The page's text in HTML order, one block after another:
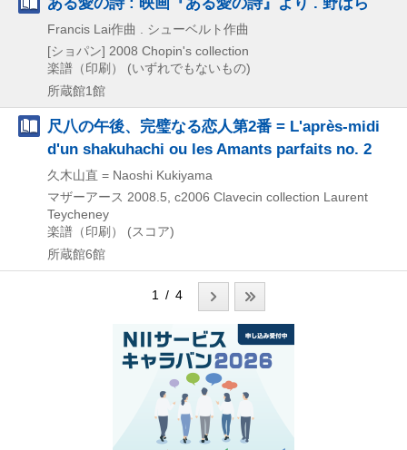
Francis Lai作曲 . シューベルト作曲
[ショパン] 2008 Chopin's collection
楽譜（印刷） (いずれでもないもの)
所蔵館1館
尺八の午後、完璧なる恋人第2番 = L'après-midi
d'un shakuhachi ou les Amants parfaits no. 2
久木山直 = Naoshi Kukiyama
マザーアース 2008.5, c2006 Clavecin collection Laurent
Teycheney
楽譜（印刷） (スコア)
所蔵館6館
1 / 4